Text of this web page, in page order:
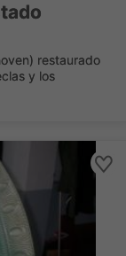
restaurado
y los